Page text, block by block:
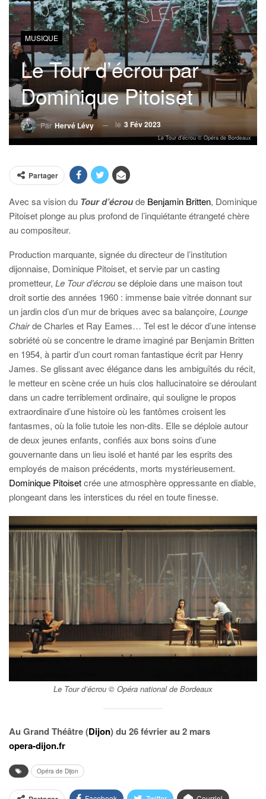
MUSIQUE
Le Tour d’écrou par
Dominique Pitoiset
ParHervé Lévy le 3 Fév 2023
Le Tour d'écrou © Opéra de Bordeaux
Partager
Avec sa vision du Tour d’écroude Benjamin Britten, Dominique
Pitoiset plonge au plus profond de l’inquiétante étrangeté chère
au compositeur.
Production marquante, signée du directeur de l’institution
dijonnaise, Dominique Pitoiset, et servie par un casting
prometteur, Le Tour d’écrouse déploie dans une maison tout
droit sortie des années 1960 : immense baie vitrée donnant sur
un jardin clos d’un mur de briques avec sa balançoire, Lounge
Chairde Charles et Ray Eames… Tel est le décor d’une intense
sobriété où se concentre le drame imaginé par Benjamin Britten
en 1954, à partir d’un court roman fantastique écrit par Henry
James. Se glissant avec élégance dans les ambiguïtés du récit,
le metteur en scène crée un huis clos hallucinatoire se déroulant
dans un cadre terriblement ordinaire, qui souligne le propos
extraordinaire d’une histoire où les fantômes croisent les
fantasmes, où la folie tutoie les non-dits. Elle se déploie autour
de deux jeunes enfants, confiés aux bons soins d’une
gouvernante dans un lieu isolé et hanté par les esprits des
employés de maison précédents, morts mystérieusement.
Dominique Pitoisetcrée une atmosphère oppressante en diable,
plongeant dans les interstices du réel en toute finesse.
Le Tour d’écrou © Opéra national de Bordeaux
Au Grand Théâtre (Dijon) du 26 février au 2 mars
opera-dijon.fr
Opéra de Dijon